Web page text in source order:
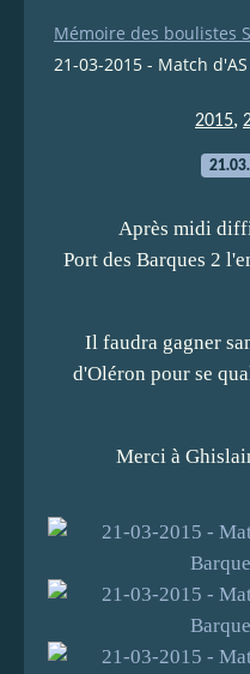
Mémoire des boulistes
21-03-2015 - Match
2015,
Après midi
Port des Barques 2
Il faudra gagner
d'Oléron pour se
Merci à